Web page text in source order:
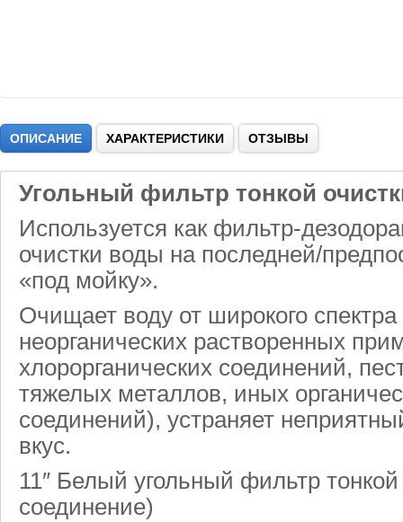
ОПИСАНИЕ ХАРАКТЕРИСТИКИ ОТЗЫВЫ
Угольный фильтр тонкой
Используется как фильтр-
очистки воды на последней/
«под мойку».
Очищает воду от широкого спектра
неорганических растворенных
хлорорганических соединений,
тяжелых металлов, иных
соединений), устраняет
вкус.
11″ Белый угольный фильтр
соединение)